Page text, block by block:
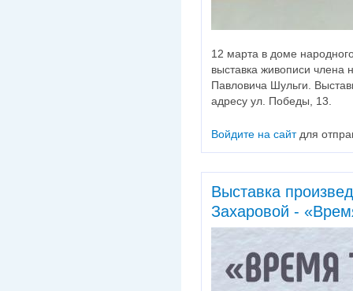
12 марта в доме
выставка живописи члена
Павловича Шульги.
адресу ул. Победы, 13.
Войдите на сайтдля
Выставка
Захаровой -